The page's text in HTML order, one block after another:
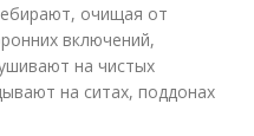
очищая от
включений,
на чистых
на ситах, поддонах